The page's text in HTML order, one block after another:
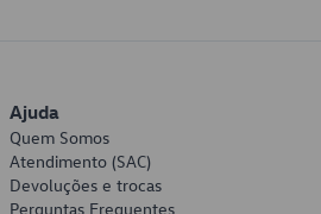
Ajuda
Quem Somos
Atendimento (SAC)
Devoluções e trocas
Perguntas Frequentes